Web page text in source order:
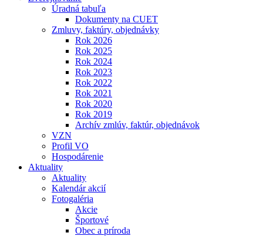
Úradná tabuľa
Dokumenty na CUET
Zmluvy, faktúry, objednávky
Rok 2026
Rok 2025
Rok 2024
Rok 2023
Rok 2022
Rok 2021
Rok 2020
Rok 2019
Archív zmlúv, faktúr, objednávok
VZN
Profil VO
Hospodárenie
Aktuality
Aktuality
Kalendár akcií
Fotogaléria
Akcie
Športové
Obec a príroda